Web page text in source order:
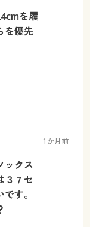
を履
を優先
1か月前
ックス
３７セ
す。